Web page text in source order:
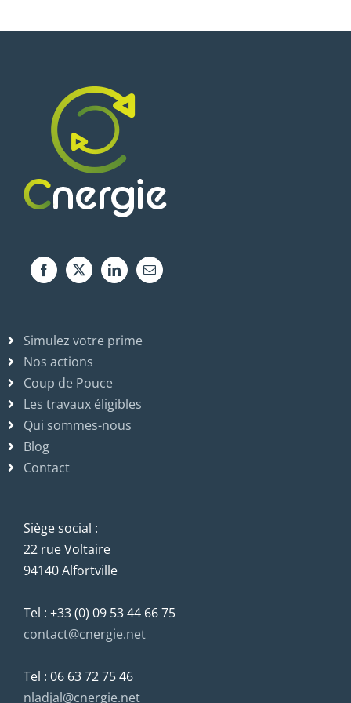
Simulez votre prime
Nos actions
Coup de Pouce
Les travaux éligibles
Qui sommes-nous
Blog
Contact
Siège social :
22 rue Voltaire
94140 Alfortville
Tel : +33 (0) 09 53 44 66 75
contact@cnergie.net
Tel : 06 63 72 75 46
nladjal@cnergie.net